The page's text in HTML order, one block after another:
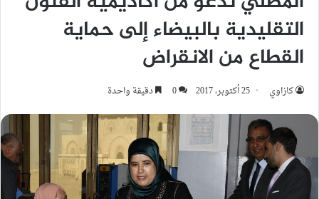
التقليدية بالبيضاء إلى حماية
القطاع من الانقراض
كازاوي 25 أكتوبر، 2017 0 دقيقة واحدة